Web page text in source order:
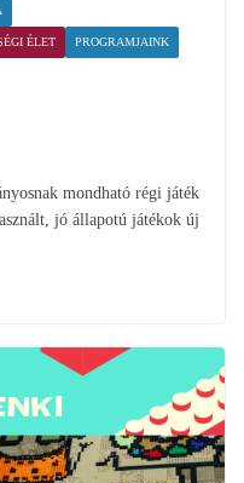
ÉLET PROGRAMJAINK
mondható régi játék
jó állapotú játékok új